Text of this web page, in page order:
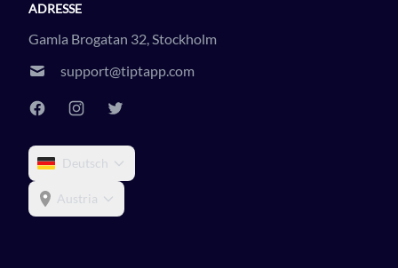
ADRESSE
Gamla Brogatan 32, Stockholm
support@tiptapp.com
Deutsch
Austria